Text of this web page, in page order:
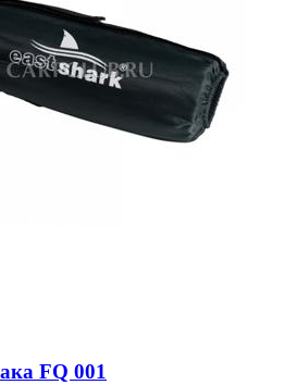
FQ 001